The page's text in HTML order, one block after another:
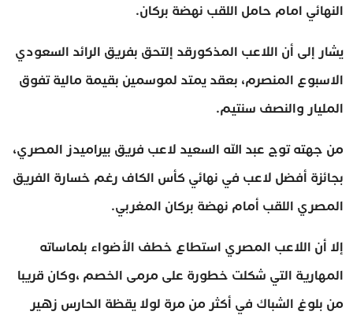
النهائي امام حامل اللقب نهضة بركان.
يشار إلى أن اللاعب المذكورقد إلتحق بفريق الرائد السعودي
الاسبوع المنصرم، بعقد يمتد لموسمين بقيمة مالية تفوق
المليار والنصف سنتيم.
من جهته توج عبد الله السعيد لاعب فريق بيراميدز المصري،
بجائزة أفضل لاعب في نهائي كأس الكاف رغم خسارة الفريق
المصري اللقب أمام نهضة بركان المغربي.
إلا أن اللاعب المصري استطاع خطف الأضواء بلماساته
المهارية التي شكلت خطورة على مرمى الخصم ،وكان قريبا
من بلوغ الشباك في أكثر من مرة لولا يقظة الحارس زهير